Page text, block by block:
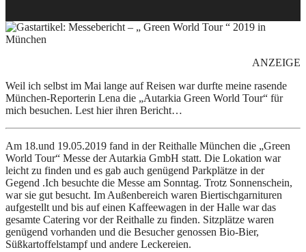
ANZEIGE
Weil ich selbst im Mai lange auf Reisen war durfte meine rasende
München-Reporterin Lena die „Autarkia Green World Tour“ für
mich besuchen. Lest hier ihren Bericht…
Am 18.und 19.05.2019 fand in der Reithalle München die „Green
World Tour“ Messe der Autarkia GmbH statt. Die Lokation war
leicht zu finden und es gab auch genügend Parkplätze in der
Gegend .Ich besuchte die Messe am Sonntag. Trotz Sonnenschein,
war sie gut besucht. Im Außenbereich waren Biertischgarnituren
aufgestellt und bis auf einen Kaffeewagen in der Halle war das
gesamte Catering vor der Reithalle zu finden. Sitzplätze waren
genügend vorhanden und die Besucher genossen Bio-Bier,
Süßkartoffelstampf und andere Leckereien.